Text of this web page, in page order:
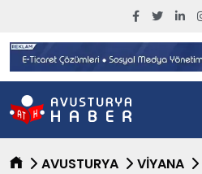
AVUSTURYA VIYANA